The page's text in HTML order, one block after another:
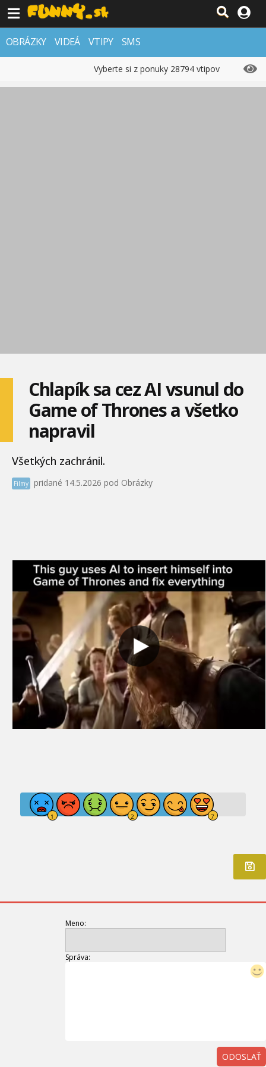
OBRÁZKY VIDEÁ VTIPY SMS
Vyberte si z ponuky 28794 vtipov
Chlapík sa cez AI vsunul do
Game of Thrones a všetko
napravil
Všetkých zachránil.
Filmy pridané 14.5.2026 pod Obrázky
Meno:
Správa:
ODOSLAŤ